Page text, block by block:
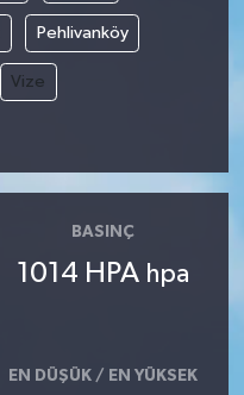
Pehlivanköy
Vize
BASINÇ
1014 HPA hpa
EN DÜŞÜK / EN YÜKSEK